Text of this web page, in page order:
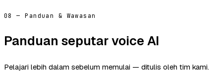
08 — Panduan & Wawasan
Panduan seputar voice AI
Pelajari lebih dalam sebelum memulai — ditulis oleh tim kami.